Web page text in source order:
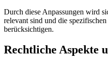
Durch diese Anpassungen wird
relevant sind und die
berücksichtigen.
Rechtliche Aspekte